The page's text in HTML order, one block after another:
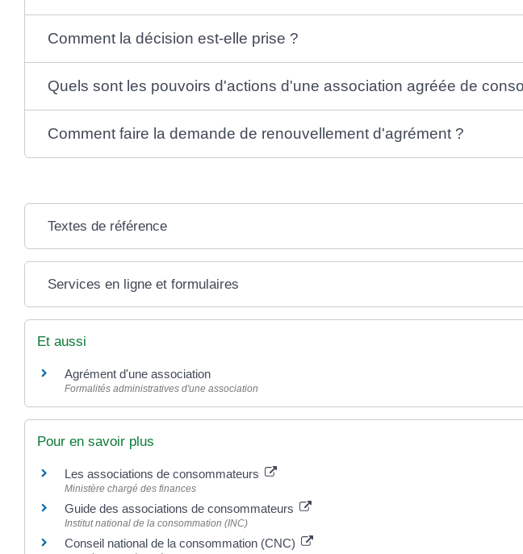
Comment la décision est-elle prise ?
Quels sont les pouvoirs d'actions d'une association agréée de
Comment faire la demande de renouvellement d'agrément ?
Textes de référence
Services en ligne et formulaires
Et aussi
Agrément d'une association
Formalités administratives d'une association
Pour en savoir plus
Les associations de consommateurs
Ministère chargé des finances
Guide des associations de consommateurs
Institut national de la consommation (INC)
Conseil national de la consommation (CNC)